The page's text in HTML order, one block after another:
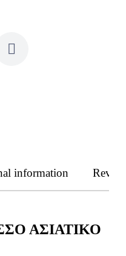
information
ΑΣΙΑΤΙΚΟ